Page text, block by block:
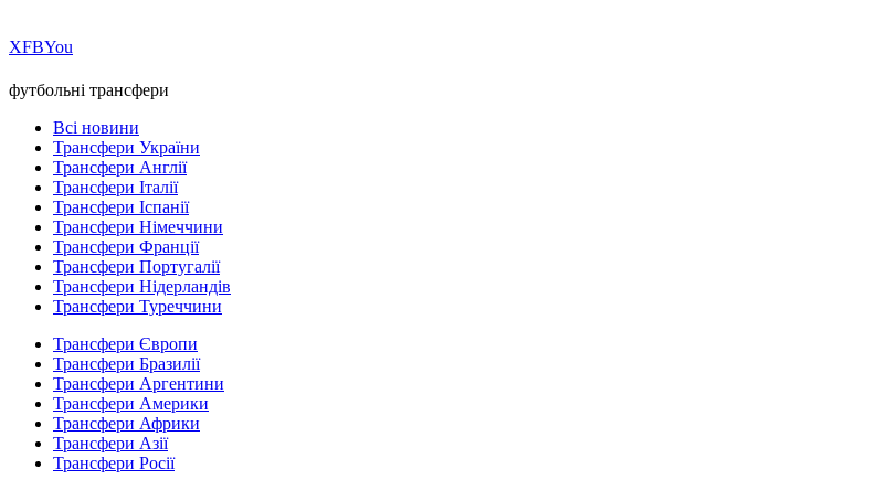
ХFBYou
футбольні трансфери
Всі новини
Трансфери України
Трансфери Англії
Трансфери Італії
Трансфери Іспанії
Трансфери Німеччини
Трансфери Франції
Трансфери Португалії
Трансфери Нідерландів
Трансфери Туреччини
Трансфери Європи
Трансфери Бразилії
Трансфери Аргентини
Трансфери Америки
Трансфери Африки
Трансфери Азії
Трансфери Росії